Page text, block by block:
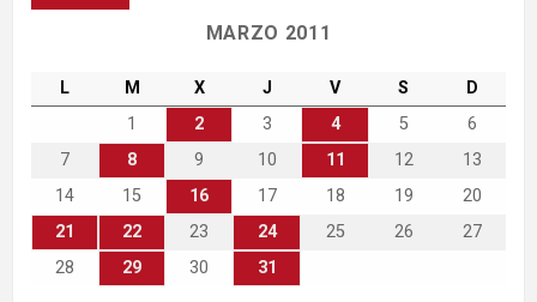
MARZO 2011
L M X J V S
D
1
2 3 4 5
6
7
8 9 10 11 12
13
14
15 16 17 18 19
20
21
22 23 24 25 26
27
28
29 30 31